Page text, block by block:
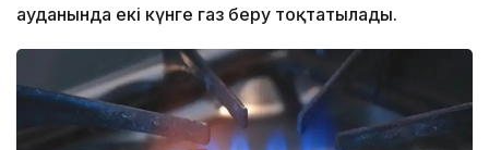
ауданында екі күнге газ беру тоқтатылады.